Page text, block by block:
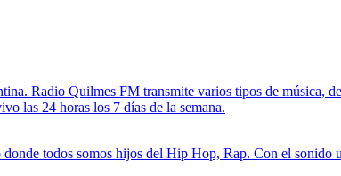
Radio Quilmes FM transmite varios tipos de música,
las 24 horas los 7 días de la semana.
todos somos hijos del Hip Hop, Rap. Con el sonido